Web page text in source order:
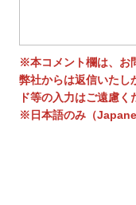
※本コメント欄は、お
弊社からは返信いたし
ド等の入力はご遠慮く
※日本語のみ（